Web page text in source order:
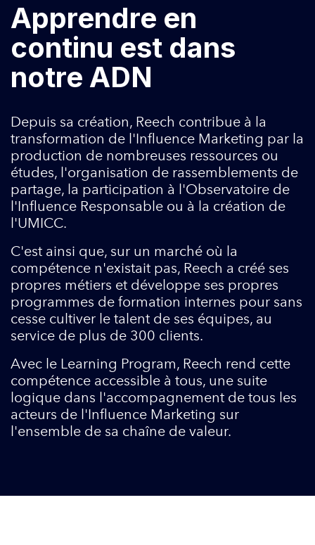
Apprendre en
continu est dans
notre ADN
Depuis sa création, Reech contribue à la
transformation de l'Influence Marketing par la
production de nombreuses ressources ou
études, l'organisation de rassemblements de
partage, la participation à l'Observatoire de
l'Influence Responsable ou à la création de
l'UMICC.
C'est ainsi que, sur un marché où la
compétence n'existait pas, Reech a créé ses
propres métiers et développe ses propres
programmes de formation internes pour sans
cesse cultiver le talent de ses équipes, au
service de plus de 300 clients.
Avec le Learning Program, Reech rend cette
compétence accessible à tous, une suite
logique dans l'accompagnement de tous les
acteurs de l'Influence Marketing sur
l'ensemble de sa chaîne de valeur.